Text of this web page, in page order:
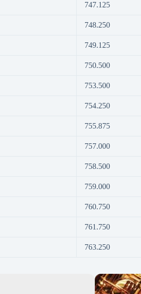
747.125
748.250
749.125
750.500
753.500
754.250
755.875
757.000
758.500
759.000
760.750
761.750
763.250